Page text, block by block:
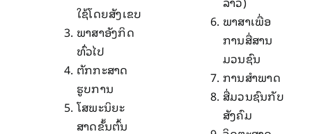
ໃຊ້ໂດຍສັງເຂບ
ພາສາອັງກິດ
ທົ່ວໄປ
ຕັກກະສາດ
ຮູບການ
ໂສພະນິຍະ
ສາດຂັ້ນຕົ້ນ
ພາສາເພື່ອ
ການສື່ສານ
ມວນຊົນ
ການສໍາພາດ
ສື່ມວນຊົນກັບ
ສັງຄົມ